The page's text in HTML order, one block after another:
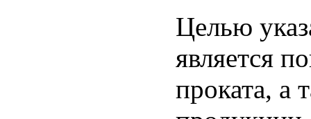
Целью
является
проката, а